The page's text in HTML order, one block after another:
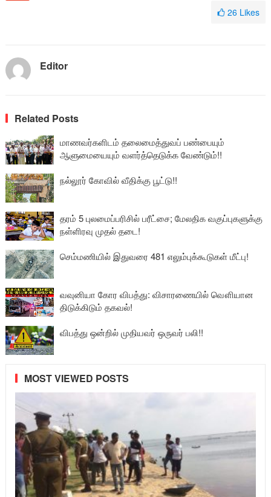
26 Likes
Editor
Related Posts
மாணவர்களிடம் தலைமைத்துவப் பண்பையும்
ஆளுமையையும் வளர்த்தெடுக்க வேண்டும்!!
நல்லூர் கோவில் வீதிக்கு பூட்டு!!
தரம் 5 புலமைப்பரிசில் பரீட்சை; மேலதிக வகுப்புகளுக்கு
நள்ளிரவு முதல் தடை!
செம்மணியில் இதுவரை 481 எலும்புக்கூடுகள் மீட்பு!
வவுனியா கோர விபத்து: விசாரணையில் வௌியான
திடுக்கிடும் தகவல்!
விபத்து ஒன்றில் முதியவர் ஒருவர் பலி!!
MOST VIEWED POSTS